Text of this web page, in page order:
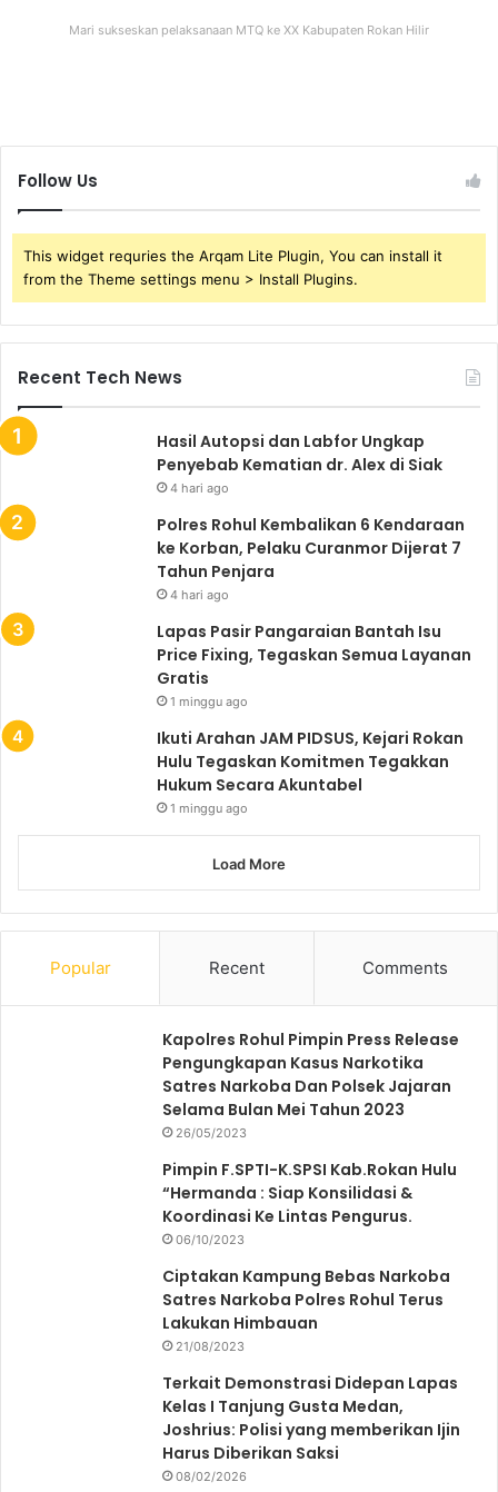
Mari sukseskan pelaksanaan MTQ ke XX Kabupaten Rokan Hilir
Follow Us
This widget requries the Arqam Lite Plugin, You can install it
from the Theme settings menu > Install Plugins.
Recent Tech News
Hasil Autopsi dan Labfor Ungkap
Penyebab Kematian dr. Alex di Siak
4 hari ago
Polres Rohul Kembalikan 6 Kendaraan
ke Korban, Pelaku Curanmor Dijerat 7
Tahun Penjara
4 hari ago
Lapas Pasir Pangaraian Bantah Isu
Price Fixing, Tegaskan Semua Layanan
Gratis
1 minggu ago
Ikuti Arahan JAM PIDSUS, Kejari Rokan
Hulu Tegaskan Komitmen Tegakkan
Hukum Secara Akuntabel
1 minggu ago
Load More
Popular Recent Comments
Kapolres Rohul Pimpin Press Release
Pengungkapan Kasus Narkotika
Satres Narkoba Dan Polsek Jajaran
Selama Bulan Mei Tahun 2023
26/05/2023
Pimpin F.SPTI-K.SPSI Kab.Rokan Hulu
“Hermanda : Siap Konsilidasi &
Koordinasi Ke Lintas Pengurus.
06/10/2023
Ciptakan Kampung Bebas Narkoba
Satres Narkoba Polres Rohul Terus
Lakukan Himbauan
21/08/2023
Terkait Demonstrasi Didepan Lapas
Kelas I Tanjung Gusta Medan,
Joshrius: Polisi yang memberikan Ijin
Harus Diberikan Saksi
08/02/2026